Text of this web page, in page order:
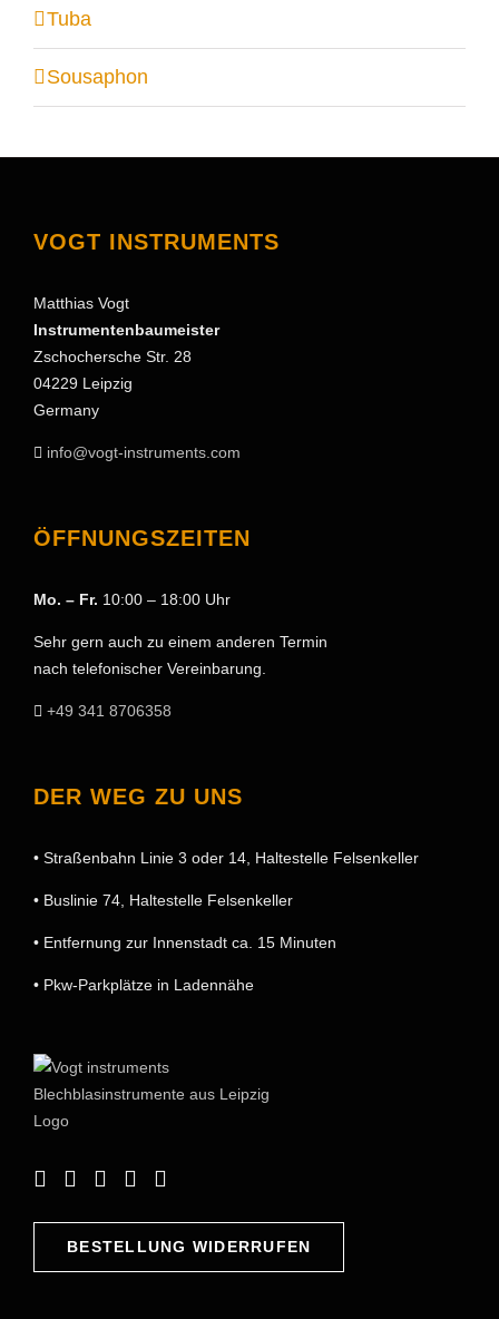
Tuba
Sousaphon
VOGT INSTRUMENTS
Matthias Vogt
Instrumentenbaumeister
Zschochersche Str. 28
04229 Leipzig
Germany
info@vogt-instruments.com
ÖFFNUNGSZEITEN
Mo. – Fr. 10:00 – 18:00 Uhr
Sehr gern auch zu einem anderen Termin
nach telefonischer Vereinbarung.
+49 341 8706358
DER WEG ZU UNS
• Straßenbahn Linie 3 oder 14, Haltestelle Felsenkeller
• Buslinie 74, Haltestelle Felsenkeller
• Entfernung zur Innenstadt ca. 15 Minuten
• Pkw-Parkplätze in Ladennähe
BESTELLUNG WIDERRUFEN